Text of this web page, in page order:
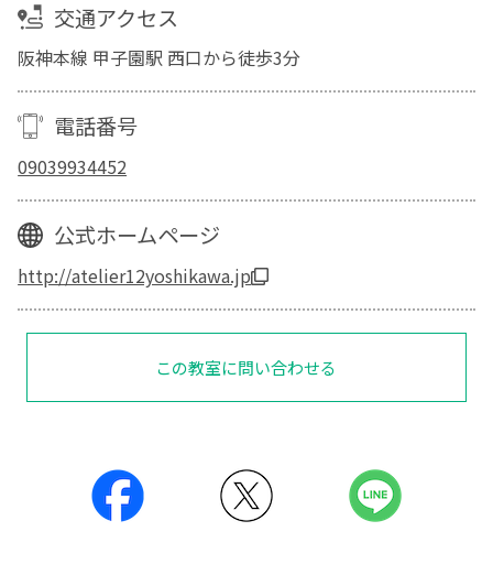
交通アクセス
阪神本線 甲子園駅 西口から徒歩3分
電話番号
09039934452
公式ホームページ
http://atelier12yoshikawa.jp
この教室に問い合わせる